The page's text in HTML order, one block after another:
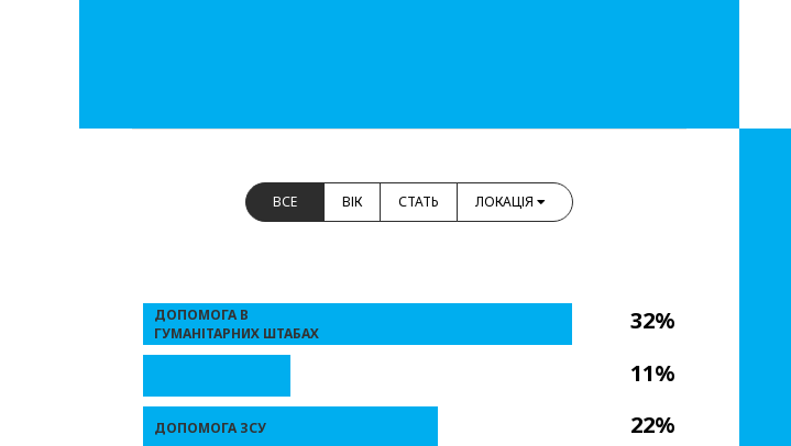
ВСЕ ВІК СТАТЬ ЛОКАЦІЯ
32%
11%
22%
ДОПОМОГА В
ГУМАНІТАРНИХ ШТАБАХ
ДОПОМОГА ЗСУ